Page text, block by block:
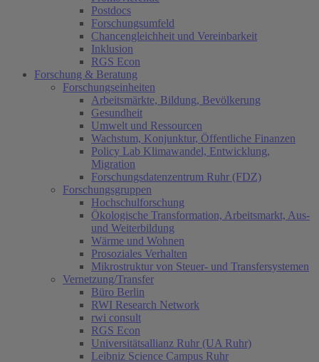
Postdocs
Forschungsumfeld
Chancengleichheit und Vereinbarkeit
Inklusion
RGS Econ
Forschung & Beratung
Forschungseinheiten
Arbeitsmärkte, Bildung, Bevölkerung
Gesundheit
Umwelt und Ressourcen
Wachstum, Konjunktur, Öffentliche Finanzen
Policy Lab Klimawandel, Entwicklung,
Migration
Forschungsdatenzentrum Ruhr (FDZ)
Forschungsgruppen
Hochschulforschung
Ökologische Transformation, Arbeitsmarkt, Aus-
und Weiterbildung
Wärme und Wohnen
Prosoziales Verhalten
Mikrostruktur von Steuer- und Transfersystemen
Vernetzung/Transfer
Büro Berlin
RWI Research Network
rwi consult
RGS Econ
Universitätsallianz Ruhr (UA Ruhr)
Leibniz Science Campus Ruhr